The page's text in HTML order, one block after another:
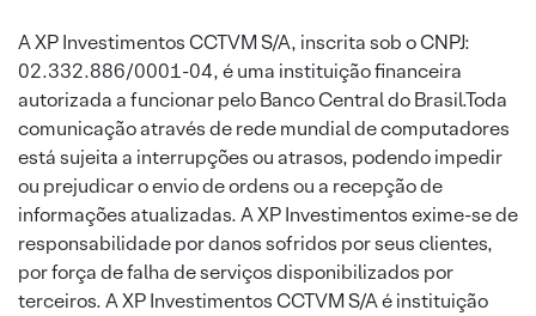
A XP Investimentos CCTVM S/A, inscrita sob o CNPJ:
02.332.886/0001-04, é uma instituição financeira
autorizada a funcionar pelo Banco Central do Brasil.Toda
comunicação através de rede mundial de computadores
está sujeita a interrupções ou atrasos, podendo impedir
ou prejudicar o envio de ordens ou a recepção de
informações atualizadas. A XP Investimentos exime-se de
responsabilidade por danos sofridos por seus clientes,
por força de falha de serviços disponibilizados por
terceiros. A XP Investimentos CCTVM S/A é instituição